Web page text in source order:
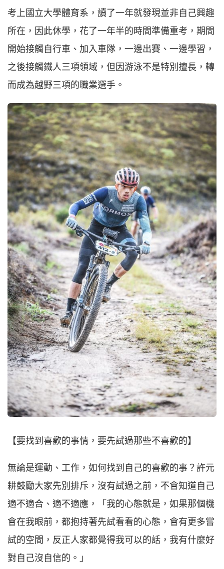
考上國立大學體育系，讀了一年就發現並非自己興趣
所在，因此休學，花了一年半的時間準備重考，期間
開始接觸自行車、加入車隊，一邊出賽、一邊學習，
之後接觸鐵人三項領域，但因游泳不是特別擅長，轉
而成為越野三項的職業選手。
【要找到喜歡的事情，要先試過那些不喜歡的】
無論是運動、工作，如何找到自己的喜歡的事？許元
耕鼓勵大家先別排斥，沒有試過之前，不會知道自己
適不適合、適不適應，「我的心態就是，如果那個機
會在我眼前，都抱持著先試看看的心態，會有更多嘗
試的空間，反正人家都覺得我可以的話，我有什麼好
對自己沒自信的。」